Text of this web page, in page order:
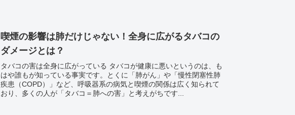
喫煙の影響は肺だけじゃない！全身に広がるタバコの
ダメージとは？
タバコの害は全身に広がっている タバコが健康に悪いというのは、も
はや誰もが知っている事実です。とくに「肺がん」や「慢性閉塞性肺
疾患（COPD）」など、呼吸器系の病気と喫煙の関係は広く知られて
おり、多くの人が「タバコ＝肺への害」と考えがちです...